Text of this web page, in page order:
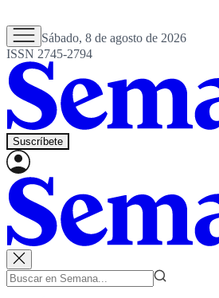
Sábado, 8 de agosto de 2026
ISSN 2745-2794
Suscríbete